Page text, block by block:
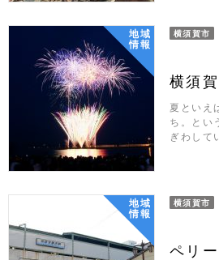
地域
情報
横須賀市
横須
夏といえ
ち。とい
ぎわして
地域
情報
横須賀市
ペリ